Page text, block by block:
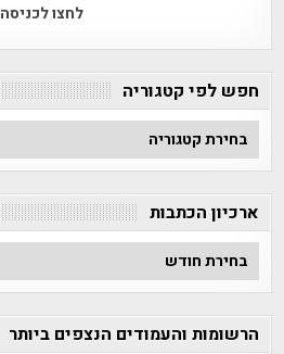
לחצו לכניסה
חפש לפי קטגוריה
חפש
לפי
קטגוריה
ארכיון הכתבות
ארכיון
הכתבות
הרשומות והעמודים הנצפים ביותר